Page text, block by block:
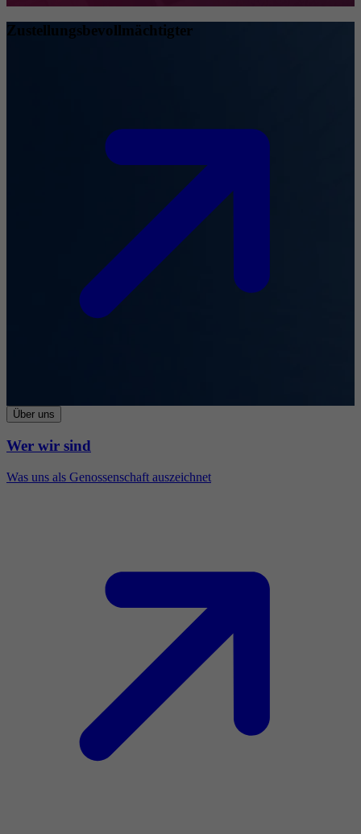
Zustellungsbevollmächtigter
Über uns
Wer wir sind
Was uns als Genossenschaft auszeichnet